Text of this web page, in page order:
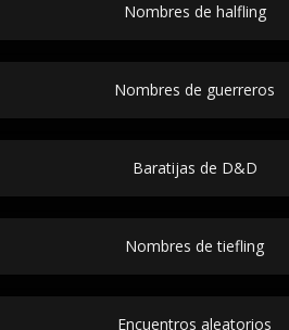
Nombres de halfling
Nombres de guerreros
Baratijas de D&D
Nombres de tiefling
Encuentros aleatorios